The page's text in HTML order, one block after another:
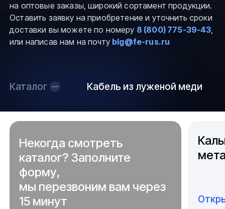
на оптовые заказы, широкий сортамент продукции.
Оставить заявку на приобретение и уточнить сроки
доставки вы можете по номеру 8 (800) 775-39-43,
или написав нам на почту blg@fe-rus.ru
Каталог Кабель из луженой меди
Некогда смотреть
каталог? Заполните
форму,
мы перезвоним вам через
15 минут